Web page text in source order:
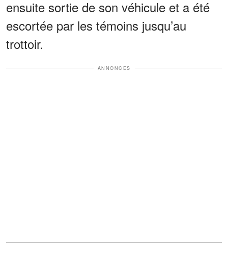
ensuite sortie de son véhicule et a été
escortée par les témoins jusqu’au
trottoir.
ANNONCES